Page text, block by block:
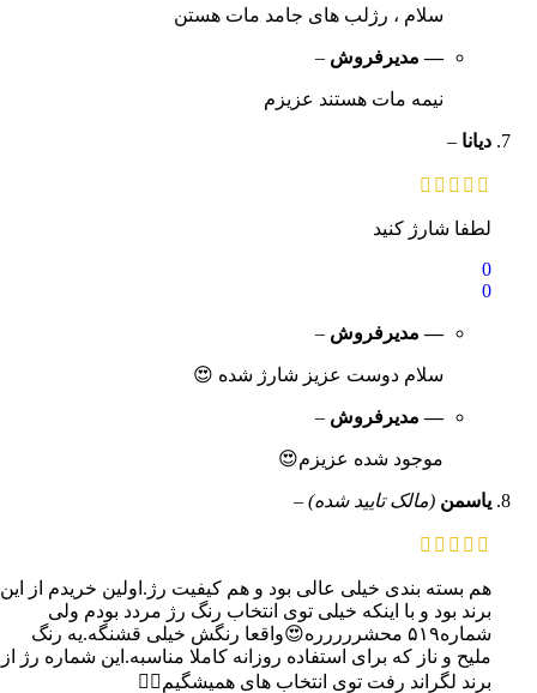
سلام ، رژلب های جامد مات هستن
— مدیرفروش –
نیمه مات هستند عزیزم
دیانا –
لطفا شارژ کنید
0
0
— مدیرفروش –
سلام دوست عزیز شارژ شده 😍
— مدیرفروش –
موجود شده عزیزم😍
یاسمن (مالک تایید شده) –
هم بسته بندی خیلی عالی بود و هم کیفیت رژ.اولین خریدم از این
برند بود و با اینکه خیلی توی انتخاب رنگ رژ مردد بودم ولی
شماره۵۱۹ محشررررره😍واقعا رنگش خیلی قشنگه.یه رنگ
ملیح و ناز که برای استفاده روزانه کاملا مناسبه.این شماره رژ از
برند لگراند رفت توی انتخاب های همیشگیم👌🏻